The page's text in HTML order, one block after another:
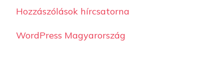
Hozzászólások hírcsatorna
WordPress Magyarország